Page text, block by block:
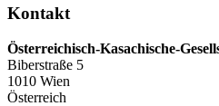
Kontakt
Österreichisch-Kasachische-
Biberstraße 5
1010 Wien
Österreich